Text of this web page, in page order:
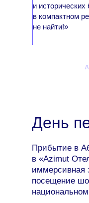
и исторических
в компактном
не найти!»
Прибытие в
в «Azimut
иммерсивная
посещение
День